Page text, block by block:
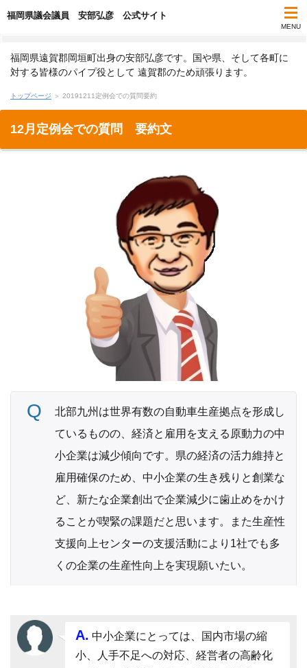
福岡県議会議員 安部弘彦 公式サイト
MENU
福岡県遠賀郡岡垣町出身の安部弘彦です。国や県、そして各町に
対する皆様のパイプ役として 遠賀郡のため頑張ります。
トップページ ＞ 20191211定例会での質問要約
12月定例会での質問 要約文
北部九州は世界有数の自動車生産拠点を形成し
ているものの、経済と雇用を支える原動力の中
小企業は減少傾向です。県の経済の活力維持と
雇用確保のため、中小企業の生き残りと創業な
ど、新たな企業創出で企業減少に歯止めをかけ
ることが喫緊の課題だと思います。また生産性
支援向上センターの支援活動により1社でも多
くの企業の生産性向上を実現願いたい。
A. 中小企業にとっては、国内市場の縮
小、人手不足への対応、経営者の高齢化